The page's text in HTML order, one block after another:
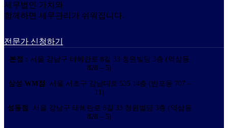
세무법인 가치와
함께하면 세무관리가 쉬워집니다.
전문가 신청하기
본점 : 서울 강남구 테헤란로 8길 33 청원빌딩 3층 (역삼동
828 – 5)
삼성 WM점 : 서울 서초구 강남대로 535 14층 (반포동 707 –
11)
성동점 : 서울 강남구 테헤란로 8길 33 청원빌딩 3층 (역삼동
828 – 5)